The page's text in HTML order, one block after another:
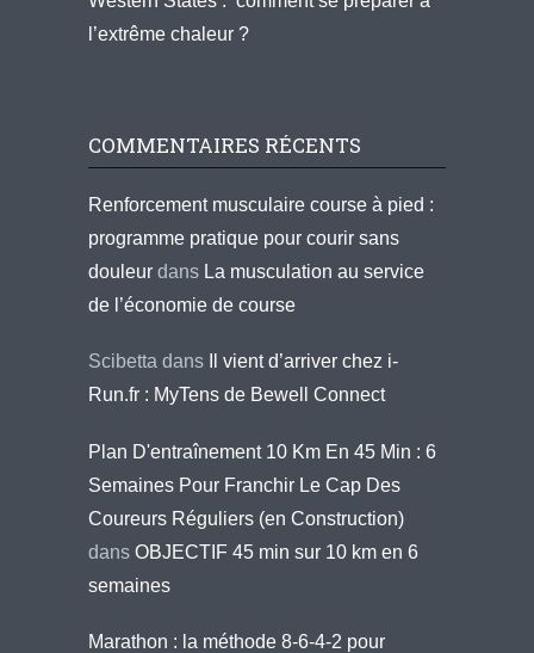
l’extrême chaleur ?
COMMENTAIRES RÉCENTS
Renforcement musculaire course à pied :
programme pratique pour courir sans
douleur dans La musculation au service
de l’économie de course
Scibetta dans
Il vient d’arriver chez i-
Run.fr : MyTens de Bewell Connect
Plan D'entraînement 10 Km En 45 Min : 6
Semaines Pour Franchir Le Cap Des
Coureurs Réguliers (en Construction)
dans OBJECTIF 45 min sur 10 km en 6
semaines
Marathon : la méthode 8-6-4-2 pour